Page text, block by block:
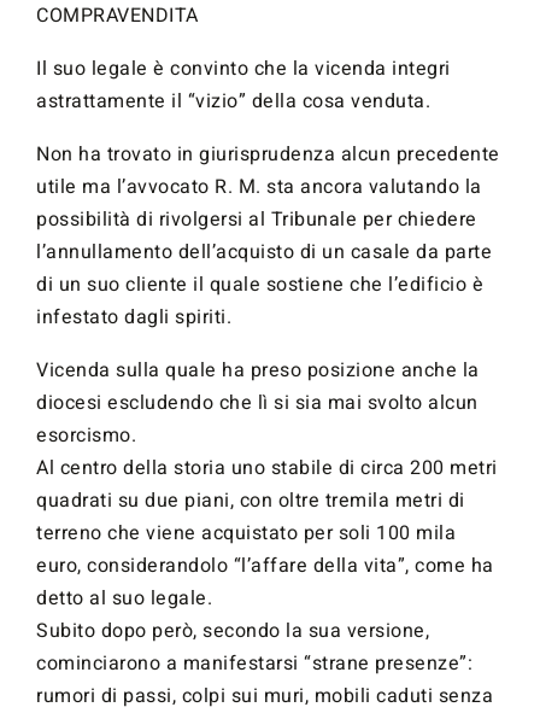
COMPRAVENDITA
Il suo legale è convinto che la vicenda integri
astrattamente il “vizio” della cosa venduta.
Non ha trovato in giurisprudenza alcun precedente
utile ma l’avvocato R. M. sta ancora valutando la
possibilità di rivolgersi al Tribunale per chiedere
l’annullamento dell’acquisto di un casale da parte
di un suo cliente il quale sostiene che l’edificio è
infestato dagli spiriti.
Vicenda sulla quale ha preso posizione anche la
diocesi escludendo che lì si sia mai svolto alcun
esorcismo.
Al centro della storia uno stabile di circa 200 metri
quadrati su due piani, con oltre tremila metri di
terreno che viene acquistato per soli 100 mila
euro, considerandolo “l’affare della vita”, come ha
detto al suo legale.
Subito dopo però, secondo la sua versione,
cominciarono a manifestarsi “strane presenze”:
rumori di passi, colpi sui muri, mobili caduti senza